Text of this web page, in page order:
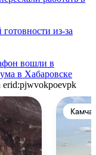
из-за
вошли в
в Хабаровске
erid:pjwvokpoevpk